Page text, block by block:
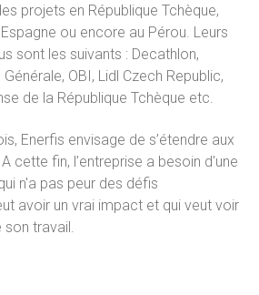
projets en République Tchèque,
ou encore au Pérou. Leurs
sont les suivants : Decathlon,
OBI, Lidl Czech Republic,
de la République Tchèque etc.
Enerfis envisage de s’étendre aux
cette fin, l’entreprise a besoin d'une
n'a pas peur des défis
avoir un vrai impact et qui veut voir
travail.